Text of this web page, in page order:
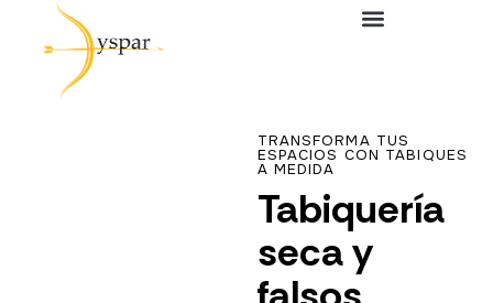
Inicio
TRANSFORMA TUS
ESPACIOS CON TABIQUES
A MEDIDA
Tabiquería
seca y